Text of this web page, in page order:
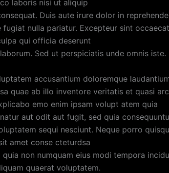
laboris nisi ut aliquip
Duis aute irure dolor in
fugiat nulla pariatur. Excepteur sint
qui officia deserunt
Sed ut perspiciatis unde omnis iste.
accusantium doloremque
quae ab illo inventore veritatis et quasi
emo enim ipsam volupt atem quia
aut odit aut fugit, sed quia
sequi nesciunt. Neque porro
amet conse cteturdsa
non numquam eius modi tempora
quaerat voluptatem.